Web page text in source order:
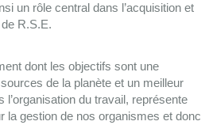
un rôle central dans l’acquisition et
R.S.E.
dont les objectifs sont une
de la planète et un meilleur
du travail, représente
la gestion de nos organismes et donc